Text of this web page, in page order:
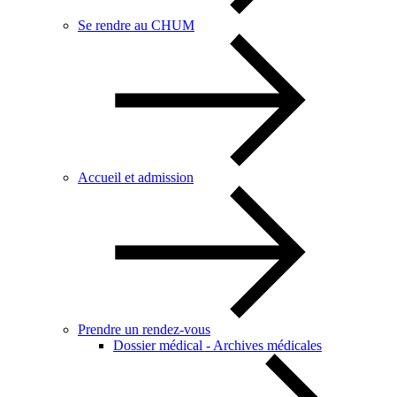
Se rendre au CHUM
Accueil et admission
Prendre un rendez-vous
Dossier médical - Archives médicales